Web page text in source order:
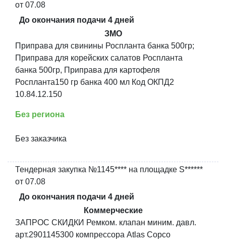
от 07.08
До окончания подачи 4 дней
ЗМО
Приправа для свинины Роспланта банка 500гр;
Приправа для корейских салатов Роспланта
банка 500гр, Приправа для картофеля
Роспланта150 гр банка 400 мл Код ОКПД2
10.84.12.150
Без региона
Без заказчика
Тендерная закупка №1145**** на площадке S******
от 07.08
До окончания подачи 4 дней
Коммерческие
ЗАПРОС СКИДКИ Ремком. клапан миним. давл.
арт.2901145300 компрессора Atlas Copco